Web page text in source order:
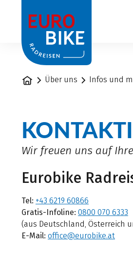
StartseiteÜber uns Infos und
Wir freuen uns auf
Eurobike
Tel: +43 6219 60866
Gratis-Infoline: 0800 070 6333
(aus Deutschland, Österreich
E-Mail: office@eurobike.at